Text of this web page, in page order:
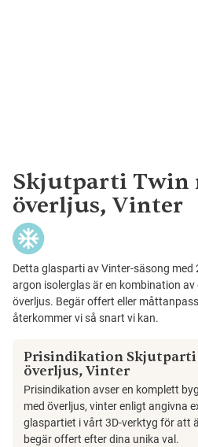
Skjutparti Twin
överljus, Vinter
Detta glasparti av Vinter-säsong
argon isolerglas är en kombination
överljus. Begär offert eller
återkommer vi så snart vi kan.
Prisindikation Skjutparti
överljus, Vinter
Prisindikation avser en komplett
med överljus, vinter enligt angivna
glaspartiet i vårt 3D-verktyg för att
begär offert efter dina unika val.